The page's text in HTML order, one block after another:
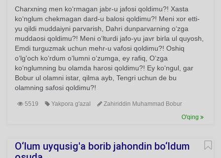
Charxning men ko‘rmagan jabr-u jafosi qoldimu?! Xasta
ko‘nglum chekmagan dard-u balosi qoldimu?! Meni xor etti-
yu qildi muddaiyni parvarish, Dahri dunparvarning o‘zga
muddaosi qoldimu?! Meni o‘lturdi jafo-yu javr birla ul quyosh,
Emdi turguzmak uchun mehr-u vafosi qoldimu?! Oshiq
o‘lg'och ko‘rdum o‘lumni o‘zumga, ey rafiq, O‘zga
ko‘nglumning bu olamda harosi qoldimu?! Ey ko‘ngul, gar
Bobur ul olamni istar, qilma ayb, Tengri uchun de bu
olamning safosi qoldimu?!
5519 Yakpora g'azal
Zahiriddin Muhammad Bobur
O'qing
O‘lum uyqusig'a borib jahondin bo‘ldum